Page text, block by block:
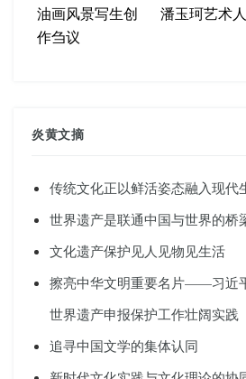
油画风景写生创
作刍议
潘玉珂艺术
炎黄文摘
传统文化正以鲜活姿态融入现代
世界遗产是联通中国与世界的桥
文化遗产保护见人见物见生活
擦亮中华文明重要名片——习近
世界遗产申报保护工作壮阔实践
追寻中国文学的集体认同